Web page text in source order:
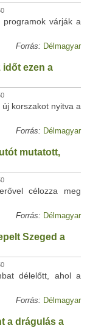
várják a
Forrás: Délmagyar
időt ezen a
korszakot nyitva a
Forrás: Délmagyar
mutatott,
célozza meg
Forrás: Délmagyar
Szeged a
délelőtt, ahol a
Forrás: Délmagyar
a drágulás a